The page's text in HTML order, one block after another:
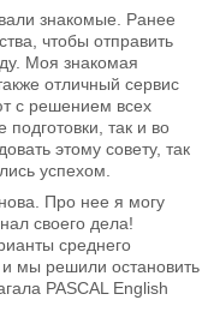
знакомые. Ранее
чтобы отправить
Моя знакомая
отличный сервис
с решением всех
подготовки, так и во
этому совету, так
успехом.
Про нее я могу
своего дела!
среднего
мы решили остановить
PASCAL English